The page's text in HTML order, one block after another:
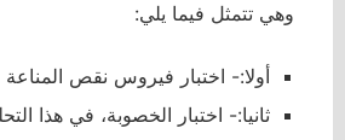
وهي تتمثل فيما يلي:
أولا:- اختبار فيروس نقص المناعة
ثانيا:- اختبار الخصوبة، في هذا